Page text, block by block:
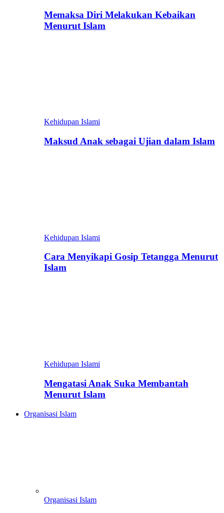
Memaksa Diri Melakukan Kebaikan
Menurut Islam
Kehidupan Islami
Maksud Anak sebagai Ujian dalam Islam
Kehidupan Islami
Cara Menyikapi Gosip Tetangga Menurut
Islam
Kehidupan Islami
Mengatasi Anak Suka Membantah
Menurut Islam
Organisasi Islam
Organisasi Islam